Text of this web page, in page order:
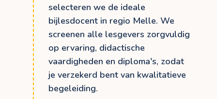
selecteren we de ideale
bijlesdocent in regio Melle. We
screenen alle lesgevers zorgvuldig
op ervaring, didactische
vaardigheden en diploma's, zodat
je verzekerd bent van kwalitatieve
begeleiding.